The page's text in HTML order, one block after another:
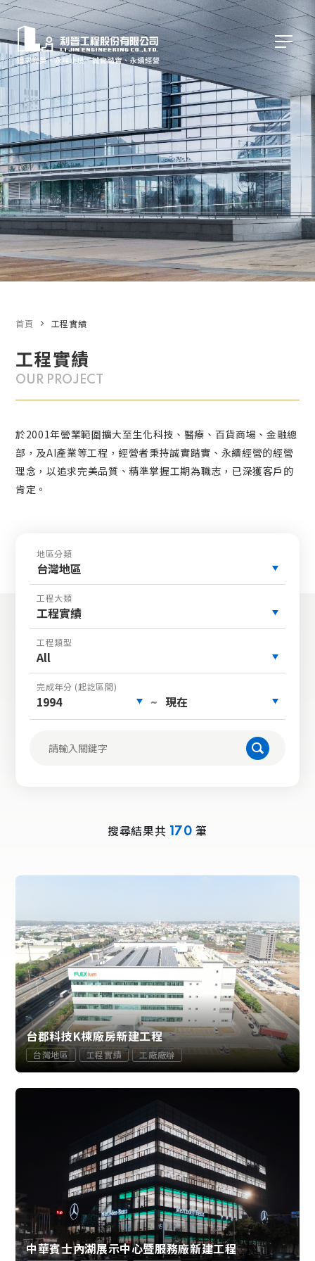
工程實績
OUR PROJECT
於2001年營業範圍擴大至生化科技、醫療、百貨商場、金融總
部，及AI產業等工程，經營者秉持誠實踏實、永續經營的經營
理念，以追求完美品質、精準掌握工期為職志，已深獲客戶的
肯定。
首頁 工程實績
地區分類
台灣地區
工程大類
工程實績
工程類型
All
完成年分 (起訖區間)
1994 ~ 現在
搜尋結果共 170 筆
台郡科技K棟廠房新建工程
台灣地區 工程實績 工廠廠辦
中華賓士內湖展示中心暨服務廠新建工程